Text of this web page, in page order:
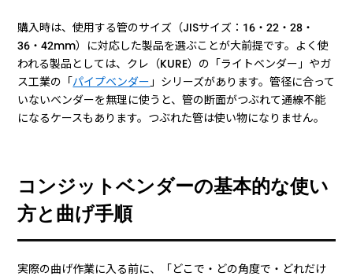
購入時は、使用する管のサイズ（JISサイズ：16・22・28・
36・42mm）に対応した製品を選ぶことが大前提です。よく使
われる製品としては、クレ（KURE）の「ライトベンダー」やガ
ス工業の「パイプベンダー 」シリーズがあります。管径に合って
いないベンダーを無理に使うと、管の断面がつぶれて通線不能
になるケースもあります。つぶれた管は使い物になりません。
コンジットベンダーの基本的な使い
方と曲げ手順
実際の曲げ作業に入る前に、「どこで・どの角度で・どれだけ